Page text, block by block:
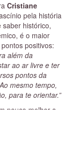
Cristiane
pela história
histórico,
é o maior
positivos:
além da
ao ar livre e ter
pontos da
mesmo tempo,
para te orientar.”
pouco melhor a
sem muito